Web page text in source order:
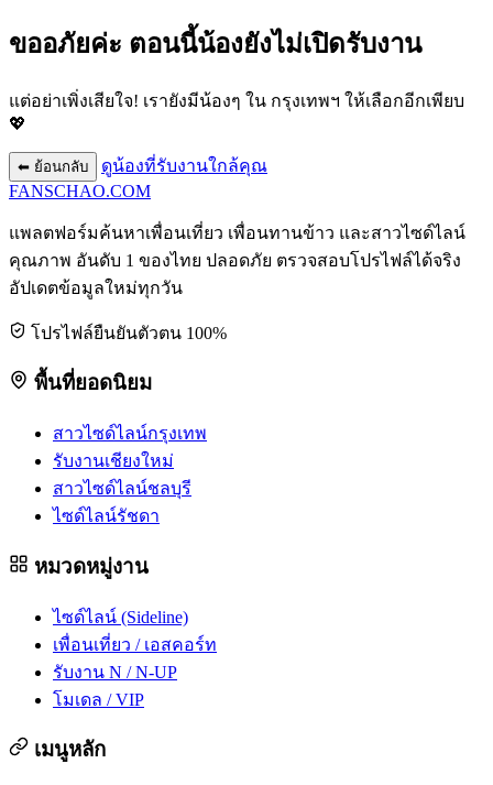
ขออภัยค่ะ ตอนนี้น้องยังไม่เปิดรับงาน
แต่อย่าเพิ่งเสียใจ! เรายังมีน้องๆ ใน กรุงเทพฯ ให้เลือกอีกเพียบ
💖
⬅ ย้อนกลับ
ดูน้องที่รับงานใกล้คุณ
FANSCHAO.COM
แพลตฟอร์มค้นหาเพื่อนเที่ยว เพื่อนทานข้าว และสาวไซด์ไลน์
คุณภาพ อันดับ 1 ของไทย ปลอดภัย ตรวจสอบโปรไฟล์ได้จริง
อัปเดตข้อมูลใหม่ทุกวัน
โปรไฟล์ยืนยันตัวตน 100%
พื้นที่ยอดนิยม
สาวไซด์ไลน์กรุงเทพ
รับงานเชียงใหม่
สาวไซด์ไลน์ชลบุรี
ไซด์ไลน์รัชดา
หมวดหมู่งาน
ไซด์ไลน์ (Sideline)
เพื่อนเที่ยว / เอสคอร์ท
รับงาน N / N-UP
โมเดล / VIP
เมนูหลัก